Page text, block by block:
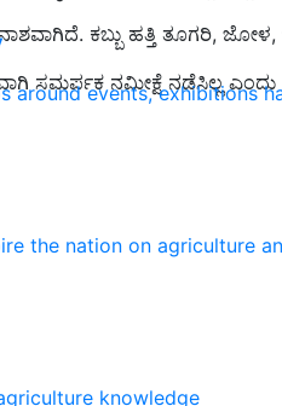
around events, exhibitions
the nation on agriculture
knowledge
ಕಬ್ಬು ಹತ್ತಿ ತೂಗರಿ,
ಸಮರ್ಪಕ ನಮೀಕ್ಷೆ ನಡೆಸಿಲ್ಲ ಎಂದು